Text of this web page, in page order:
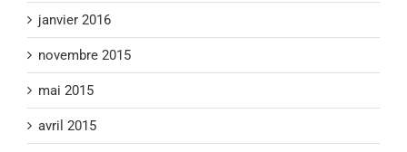
janvier 2016
novembre 2015
mai 2015
avril 2015